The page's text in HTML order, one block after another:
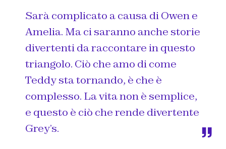
Sarà complicato a causa di Owen e
Amelia. Ma ci saranno anche storie
divertenti da raccontare in questo
triangolo. Ciò che amo di come
Teddy sta tornando, è che è
complesso. La vita non è semplice,
e questo è ciò che rende divertente
Grey’s.